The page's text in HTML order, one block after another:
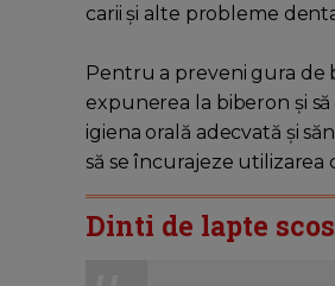
carii și alte probleme
Pentru a preveni gura de
expunerea la biberon și
igiena orală adecvată și
să se încurajeze utilizarea
Dinti de lapte